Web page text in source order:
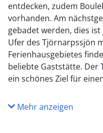
entdecken, zudem
vorhanden. Am
gebadet werden, dies
Ufer des Tjörnarpssjön
Ferienhausgebietes
beliebte Gaststätte. Der
ein schönes Ziel für
Mehr anzeigen